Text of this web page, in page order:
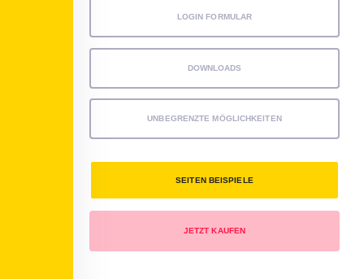
LOGIN FORMULAR
DOWNLOADS
UNBEGRENZTE MÖGLICHKEITEN
SEITEN BEISPIELE
JETZT KAUFEN